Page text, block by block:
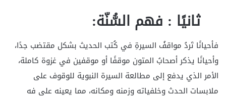
ثانيًا : فهم السُّنّة:
فأحيانًا تَردُ مواقفُ السيرةِ في كُتب الحديث بشكل مقتضب جدًا،
وأحيانًا يذكر أصحابُ المتون موقفًا أو موقفين في غزوة كاملة،
الأمر الذي يدفع إلى مطالعة السيرة النبوية للوقوف على
ملابسات الحدث وخلفياته وزمنه ومكانه، مما يعينه على فه